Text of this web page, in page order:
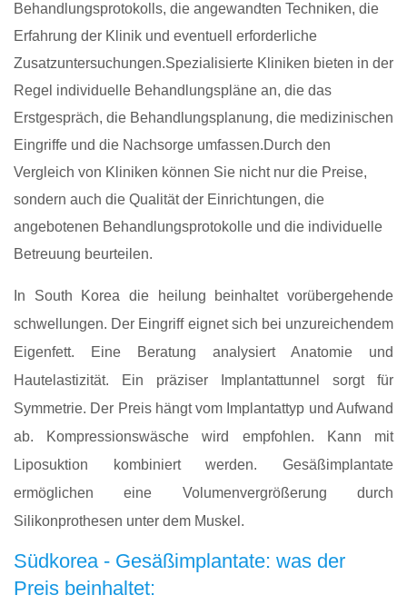
Behandlungsprotokolls, die angewandten Techniken, die
Erfahrung der Klinik und eventuell erforderliche
Zusatzuntersuchungen.Spezialisierte Kliniken bieten in der
Regel individuelle Behandlungspläne an, die das
Erstgespräch, die Behandlungsplanung, die medizinischen
Eingriffe und die Nachsorge umfassen.Durch den
Vergleich von Kliniken können Sie nicht nur die Preise,
sondern auch die Qualität der Einrichtungen, die
angebotenen Behandlungsprotokolle und die individuelle
Betreuung beurteilen.
In South Korea die heilung beinhaltet vorübergehende
schwellungen. Der Eingriff eignet sich bei unzureichendem
Eigenfett. Eine Beratung analysiert Anatomie und
Hautelastizität. Ein präziser Implantattunnel sorgt für
Symmetrie. Der Preis hängt vom Implantattyp und Aufwand
ab. Kompressionswäsche wird empfohlen. Kann mit
Liposuktion kombiniert werden. Gesäßimplantate
ermöglichen eine Volumenvergrößerung durch
Silikonprothesen unter dem Muskel.
Südkorea - Gesäßimplantate: was der
Preis beinhaltet: